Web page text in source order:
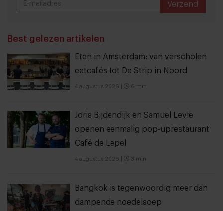
Verzend
Best gelezen artikelen
Eten in Amsterdam: van verscholen
eetcafés tot De Strip in Noord
4 augustus 2026 6 min
Joris Bijdendijk en Samuel Levie
openen eenmalig pop-uprestaurant
Café de Lepel
4 augustus 2026 3 min
Bangkok is tegenwoordig meer dan
dampende noedelsoep